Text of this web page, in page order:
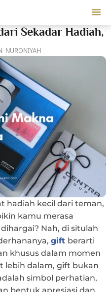
Sekadar Hadiah,
NURONIYAH
hadiah kecil dari teman,
kamu merasa
Nah, di situlah
gift berarti
khusus dalam momen
lebih dalam, gift bukan
simbol perhatian,